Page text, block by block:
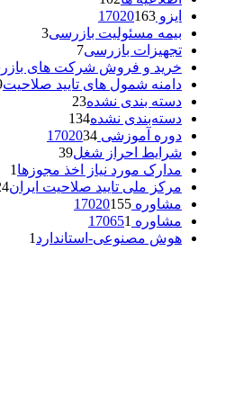
ایزو 17020 163
بیمه مسئولیت بازرسی3
تجهیزات بازرسی7
خرید و فروش شرکت های
دامنه شمول های تایید صلاحیت
دسته بندی نشده23
دسته‌بندی نشده134
دوره آموزشی 17020 34
شرایط احراز شغل39
مدارک مورد نیاز اخذ مجوزها 1
مرکز ملی تایید صلاحیت ایران
مشاوره 17020 155
مشاوره 17065 1
هوش مصنوعی-استاندارد 1